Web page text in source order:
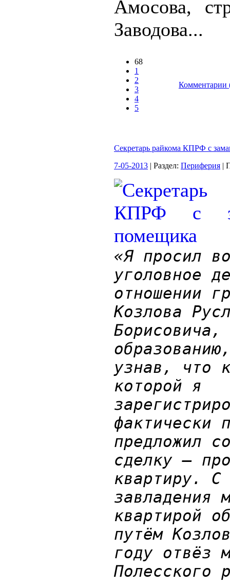
Амосова,
Заводова...
68
1
2
3
4
5
Комментарии
Секретарь райкома КПРФ с
7-05-2013 | Раздел: Периферия |
«Я просил
уголовное
отношении
Козлова
Борисовича,
узнав, что
которой я
фактически
предложил
сделку –
квартиру. С
завладения
квартирой
путём
году отвёз
Полесского